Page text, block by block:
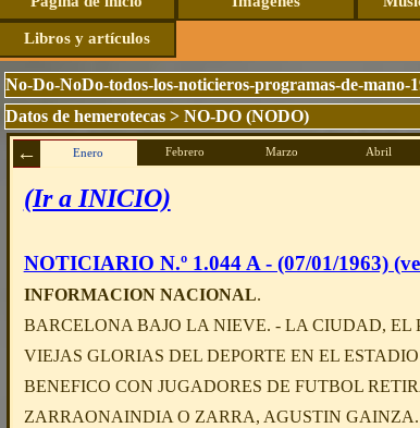
Libros y artículos
No-Do-NoDo-todos-los-noticieros-programas-de-mano-
Datos de hemerotecas> NO-DO (NODO)
Enero Febrero Marzo Abril
(Ir a INICIO)
NOTICIARIO N.º 1.044 A - (07/01/1963)
INFORMACION NACIONAL.
BARCELONA BAJO LA NIEVE. - LA CIUDAD, EL
VIEJAS GLORIAS DEL DEPORTE EN EL
BENEFICO CON JUGADORES DE FUTBOL
ZARRAONAINDIA O ZARRA, AGUSTIN